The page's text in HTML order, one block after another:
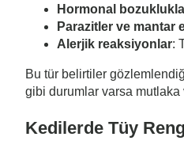
Hormonal
Parazitler ve mantar
Alerjik reaksiyonlar:
Bu tür belirtiler
gibi durumlar varsa mutlaka
Kedilerde Tüy